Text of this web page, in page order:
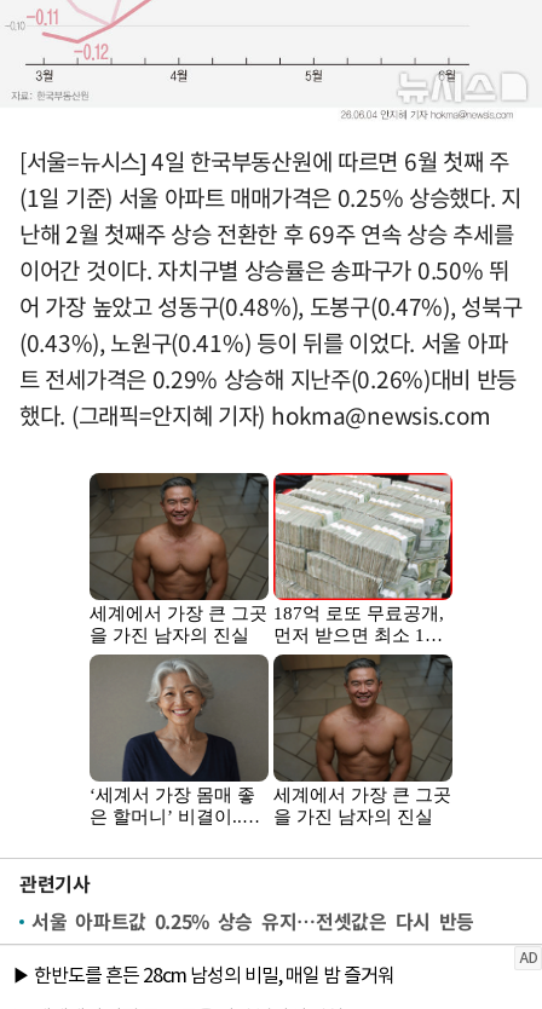
[서울=뉴시스] 4일 한국부동산원에 따르면 6월 첫째 주
(1일 기준) 서울 아파트 매매가격은 0.25% 상승했다. 지
난해 2월 첫째주 상승 전환한 후 69주 연속 상승 추세를
이어간 것이다. 자치구별 상승률은 송파구가 0.50% 뛰
어 가장 높았고 성동구(0.48%), 도봉구(0.47%), 성북구
(0.43%), 노원구(0.41%) 등이 뒤를 이었다. 서울 아파
트 전세가격은 0.29% 상승해 지난주(0.26%)대비 반등
했다. (그래픽=안지혜 기자) hokma@newsis.com
관련기사
서울 아파트값 0.25% 상승 유지…전셋값은 다시 반등